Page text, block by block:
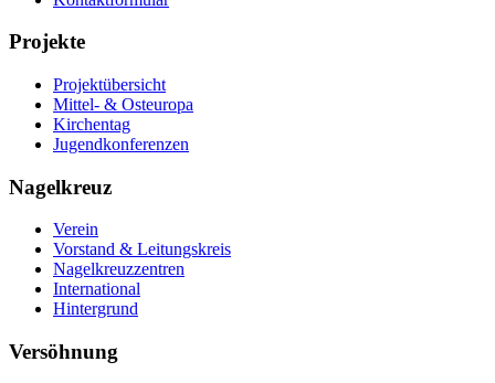
Projekte
Projektübersicht
Mittel- & Osteuropa
Kirchentag
Jugendkonferenzen
Nagelkreuz
Verein
Vorstand & Leitungskreis
Nagelkreuzzentren
International
Hintergrund
Versöhnung